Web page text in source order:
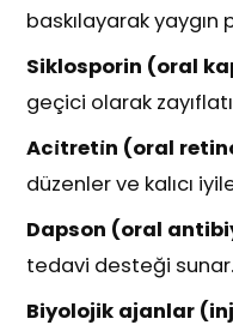
baskılayarak yaygın
Siklosporin (oral
geçici olarak
Aci̇treti̇n (oral
düzenler ve kalıcı
Dapson (oral
tedavi desteği sunar.
Biyolojik ajanlar